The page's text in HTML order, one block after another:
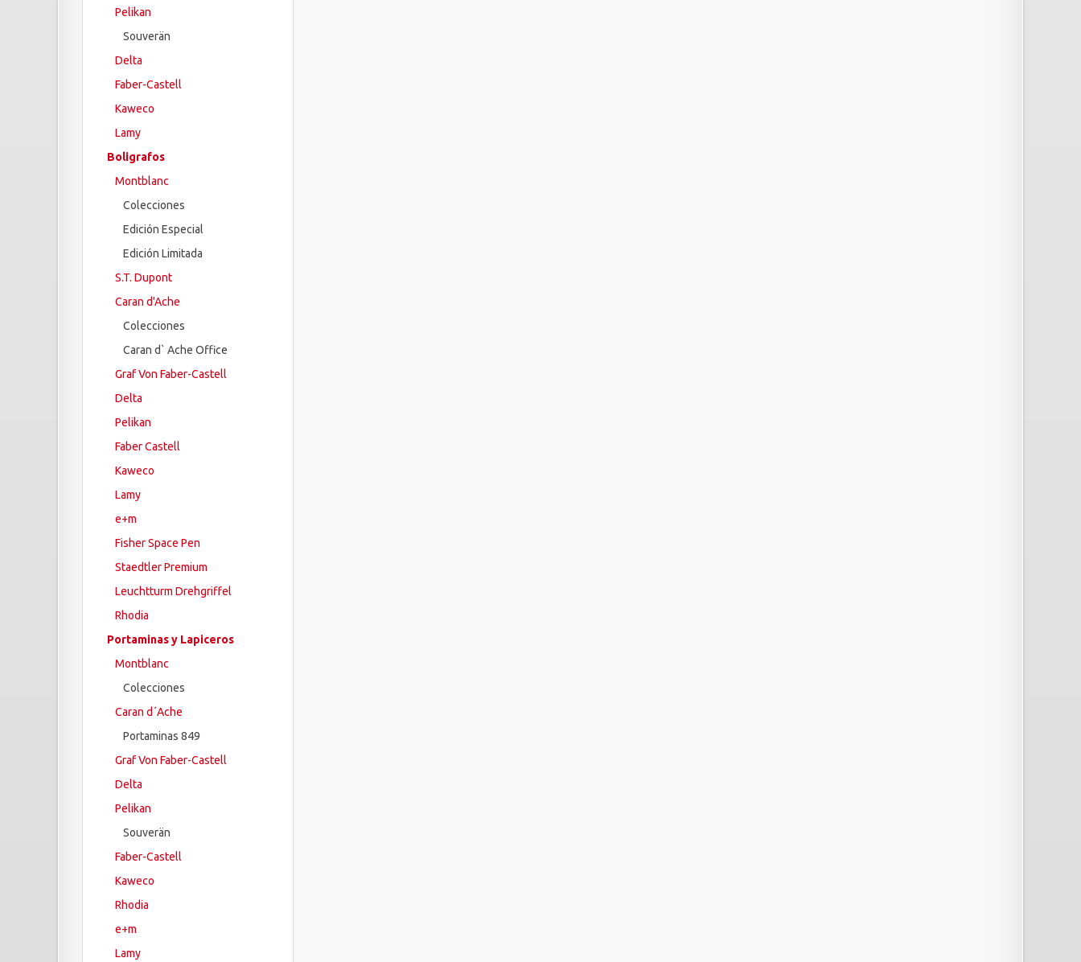
Pelikan
Souverän
Delta
Faber-Castell
Kaweco
Lamy
Boligrafos
Montblanc
Colecciones
Edición Especial
Edición Limitada
S.T. Dupont
Caran d'Ache
Colecciones
Caran d` Ache Office
Graf Von Faber-Castell
Delta
Pelikan
Faber Castell
Kaweco
Lamy
e+m
Fisher Space Pen
Staedtler Premium
Leuchtturm Drehgriffel
Rhodia
Portaminas y Lapiceros
Montblanc
Colecciones
Caran d´Ache
Portaminas 849
Graf Von Faber-Castell
Delta
Pelikan
Souverän
Faber-Castell
Kaweco
Rhodia
e+m
Lamy